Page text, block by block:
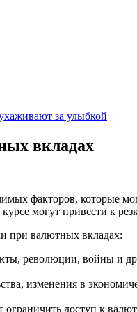
за улыбкой
вкладах
факторов, которые
могут привести к
при валютных вкладах:
революции, войны и
изменения в
доступ к